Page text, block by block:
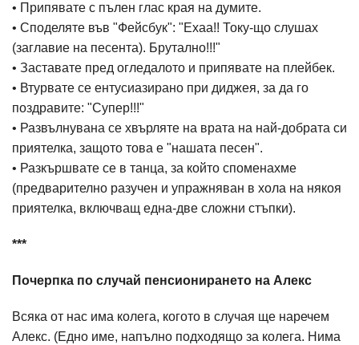
• Припявате с пълен глас края на думите.
• Споделяте във "Фейсбук": "Ехаа!! Току-що слушах
(заглавие на песента). Брутално!!!"
• Заставате пред огледалото и припявате на плейбек.
• Втурвате се ентусиазирано при диджея, за да го
поздравите: "Супер!!!"
• Развълнувана се хвърляте на врата на най-добрата си
приятелка, защото това е "нашата песен".
• Разкършвате се в танца, за който споменахме
(предварително разучен и упражняван в хола на някоя
приятелка, включващ една-две сложни стъпки).
***
Почерпка по случай пенсионирането на Алекс
Всяка от нас има колега, когото в случая ще наречем
Алекс. (Едно име, напълно подходящо за колега. Нима